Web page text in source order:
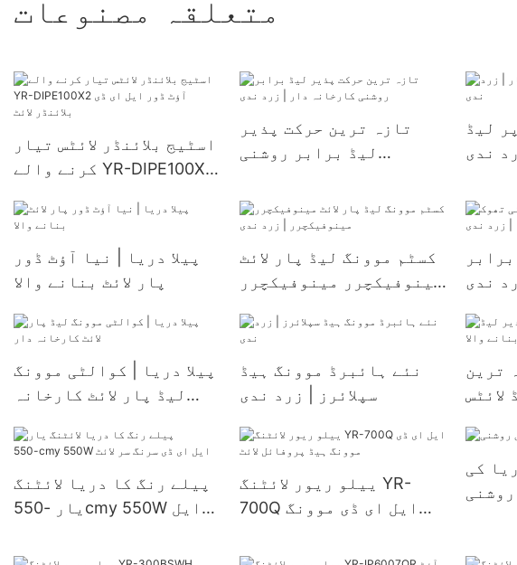
متعلقہ مصنوعات
اسٹیج بلائنڈر لائٹس تیار
کرنے والے YR-DIPE100X2
بلائنڈر لائٹ
تازہ ترین حرکت پذیر
لیڈ برابر روشنی
لیڈ
ندی
پیلا دریا | نیا آؤٹ ڈور
پار لائٹ بنانے والا
کسٹم موونگ لیڈ پار لائٹ
مینوفیکچرر مینوفیکچرر
ندی
پیلا دریا | کوالٹی موونگ
لیڈ پار لائٹ کارخانہ
نئے ہائبرڈ موونگ ہیڈ
سپلائرز | زرد ندی
ترین
لائٹس
پیلے رنگ کا دریا لائٹنگ
یار -550cmy 550W ایل
ییلو ریور لائٹنگ YR-
700Q ایل ای ڈی موونگ
کی
روشنی